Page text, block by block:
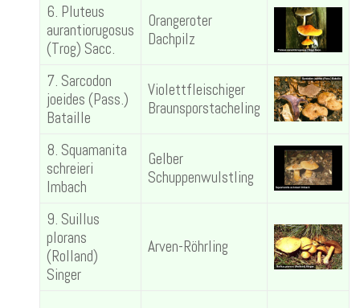
6. Pluteus
aurantiorugosus
(Trog) Sacc.
Orangeroter
Dachpilz
7. Sarcodon
joeides (Pass.)
Bataille
Violettfleischiger
Braunsporstacheling
8. Squamanita
schreieri
Imbach
Gelber
Schuppenwulstling
9. Suillus
plorans
(Rolland)
Singer
Arven-Röhrling